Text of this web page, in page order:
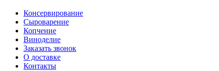
Консервирование
Сыроварение
Копчение
Виноделие
Заказать звонок
О доставке
Контакты